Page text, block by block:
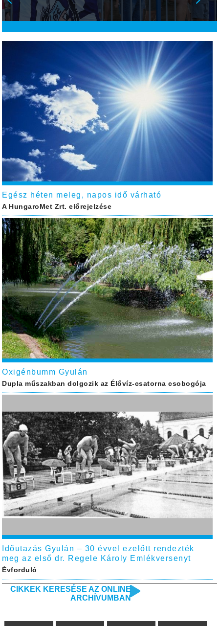
Egész héten meleg, napos idő várható
A HungaroMet Zrt. előrejelzése
Oxigénbumm Gyulán
Dupla műszakban dolgozik az Élővíz-csatorna csobogója
Időutazás Gyulán – 30 évvel ezelőtt rendezték
meg az első dr. Regele Károly Emlékversenyt
Évforduló
CIKKEK KERESÉSE AZ ONLINE
ARCHÍVUMBAN